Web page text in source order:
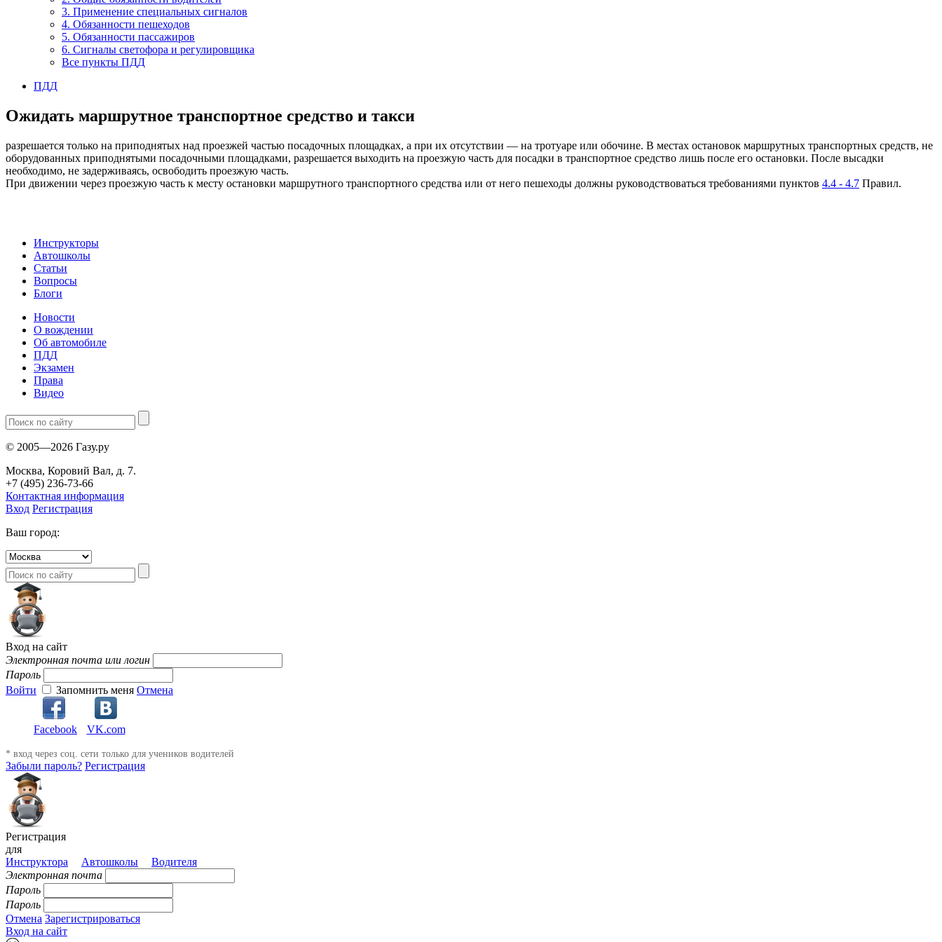
3. Применение специальных сигналов
4. Обязанности пешеходов
5. Обязанности пассажиров
6. Сигналы светофора и регулировщика
Все пункты ПДД
ПДД
Ожидать маршрутное транспортное средство и такси
разрешается только на приподнятых над проезжей частью посадочных площадках, а при их отсутствии — на тротуаре или обочине. В местах остановок маршрутных транспортных средств, не
оборудованных приподнятыми посадочными площадками, разрешается выходить на проезжую часть для посадки в транспортное средство лишь после его остановки. После высадки
необходимо, не задерживаясь, освободить проезжую часть.
При движении через проезжую часть к месту остановки маршрутного транспортного средства или от него пешеходы должны руководствоваться требованиями пунктов 4.4 - 4.7 Правил.
Инструкторы
Автошколы
Статьи
Вопросы
Блоги
Новости
О вождении
Об автомобиле
ПДД
Экзамен
Права
Видео
© 2005—2026 Газу.ру
Москва, Коровий Вал, д. 7.
+7 (495) 236-73-66
Контактная информация
Вход Регистрация
Ваш город:
Вход на сайт
Электронная почта или логин
Пароль
Войти
Запомнить меня Отмена
Facebook VK.com
* вход через соц. сети только для учеников водителей
Забыли пароль? Регистрация
Регистрация
для
Инструктора
Автошколы
Водителя
Электронная почта
Пароль
Пароль
Отмена Зарегистрироваться
Вход на сайт